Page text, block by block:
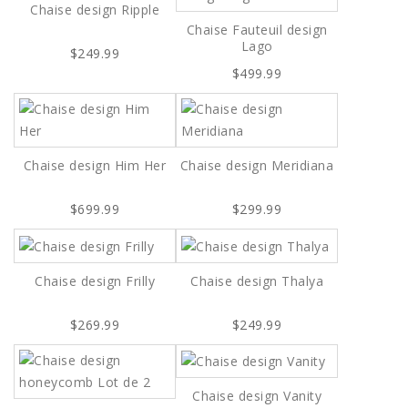
Chaise design Ripple
$249.99
Chaise Fauteuil design
Lago
$499.99
Chaise design Him Her
$699.99
Chaise design Meridiana
$299.99
Chaise design Frilly
$269.99
Chaise design Thalya
$249.99
Chaise design Vanity